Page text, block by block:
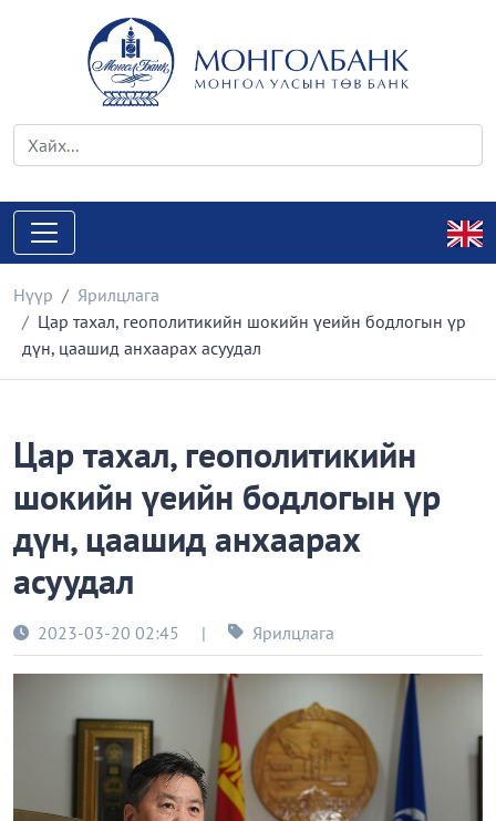
Нүүр
Ярилцлага
Цар тахал, геополитикийн шокийн үеийн бодлогын үр
дүн, цаашид анхаарах асуудал
Цар тахал, геополитикийн
шокийн үеийн бодлогын үр
дүн, цаашид анхаарах
асуудал
2023-03-20 02:45 | Ярилцлага